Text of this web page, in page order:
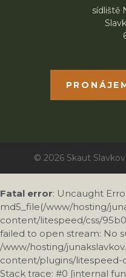
sídliště
© 2026 Skaut
Fatal error: Uncaught
md5_file(/www/hosting/
content/litespeed/css/
failed to open stream: No
/www/hosting/
content/plugins/litespeed-
Stack trace: #0 [internal